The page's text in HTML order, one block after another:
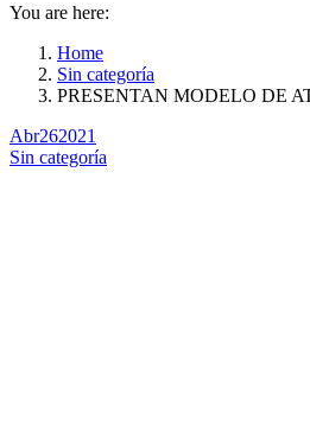
You are here:
Home
Sin categoría
PRESENTAN MODELO DE
Abr262021
Sin categoría